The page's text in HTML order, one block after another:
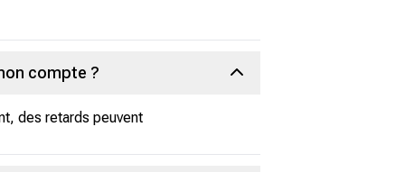
compte ?
des retards peuvent